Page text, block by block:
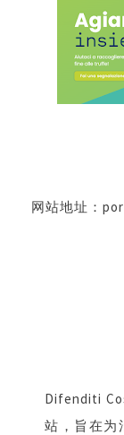
网站地址：
Difenditi
站，旨在为